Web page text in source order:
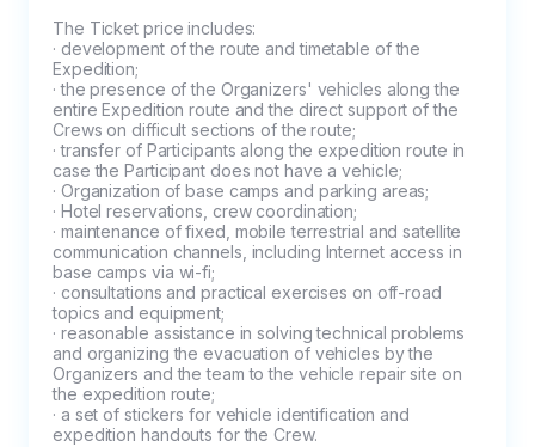
руб., а потом едем
на машине тысячу
километров по
бескрайнему дну
древнего океана
Тетис.
выдачей подтверждающего сертификата.
The Ticket price includes:
· development of the route and timetable of the
Expedition;
· the presence of the Organizers' vehicles along the
entire Expedition route and the direct support of the
Crews on difficult sections of the route;
· transfer of Participants along the expedition route in
case the Participant does not have a vehicle;
· Organization of base camps and parking areas;
· Hotel reservations, crew coordination;
· maintenance of fixed, mobile terrestrial and satellite
communication channels, including Internet access in
base camps via wi-fi;
· consultations and practical exercises on off-road
topics and equipment;
· reasonable assistance in solving technical problems
and organizing the evacuation of vehicles by the
Organizers and the team to the vehicle repair site on
the expedition route;
· a set of stickers for vehicle identification and
expedition handouts for the Crew.